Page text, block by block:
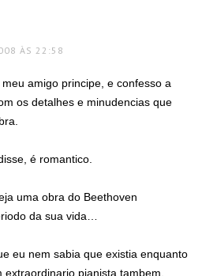
ÀS 22:58
amigo principe, e confesso a
os detalhes e minudencias que
é romantico.
uma obra do Beethoven
da sua vida…
eu nem sabia que existia enquanto
extraordinario pianista tambem.